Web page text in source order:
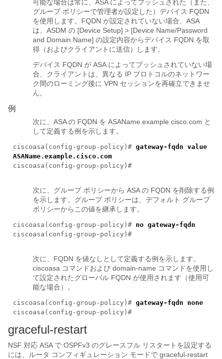
可能な場合は常に、ASA によってプッシュされた（また、
グループ ポリシーで管理者が設定した）デバイス FQDN
を使用します。FQDN が設定されていない場合、ASA
は、ASDM の [Device Setup] > [Device Name/Password
and Domain Name] の設定内容からデバイス FQDN を取
得（およびクライアントに送信）します。
デバイス FQDN が ASA によってプッシュされていない場
合、クライアントは、異なる IP プロトコルのネットワー
ク間のローミング後に VPN セッションを再確立できませ
ん。
例
次に、ASA の FQDN を ASAName.example.cisco.com と
して定義する例を示します。
ciscoasa(config-group-policy)# gateway-fqdn value
ASAName.example.cisco.com
ciscoasa(config-group-policy)#
次に、グループ ポリシーから ASA の FQDN を削除する例
を示します。グループ ポリシーは、デフォルト グループ
ポリシーからこの値を継承します。
ciscoasa(config-group-policy)# no gateway-fqdn
ciscoasa(config-group-policy)#
次に、FQDN を値なしとして定義する例を示します。
ciscoasa コマンドおよび domain-name コマンドを使用し
て設定されたグローバル FQDN が使用されます（使用可
能な場合）。
ciscoasa(config-group-policy)# gateway-fqdn none
ciscoasa(config-group-policy)#
graceful-restart
NSF 対応 ASA で OSPFv3 のグレースフル リスタートを設定する
には、ルータ コンフィギュレーション モードで graceful-restart